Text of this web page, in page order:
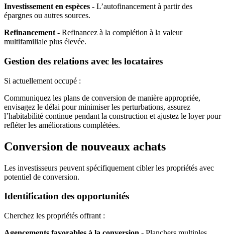
Investissement en espèces - L’autofinancement à partir des
épargnes ou autres sources.
Refinancement - Refinancez à la complétion à la valeur
multifamiliale plus élevée.
Gestion des relations avec les locataires
Si actuellement occupé :
Communiquez les plans de conversion de manière appropriée,
envisagez le délai pour minimiser les perturbations, assurez
l’habitabilité continue pendant la construction et ajustez le loyer pour
refléter les améliorations complétées.
Conversion de nouveaux achats
Les investisseurs peuvent spécifiquement cibler les propriétés avec
potentiel de conversion.
Identification des opportunités
Cherchez les propriétés offrant :